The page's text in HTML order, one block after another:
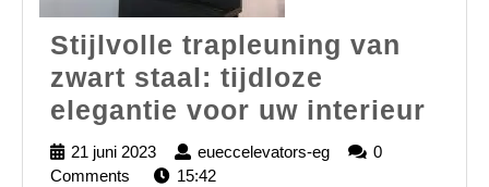
Stijlvolle trapleuning van
zwart staal: tijdloze
elegantie voor uw interieur
21 juni 2023
21
juni
eueccelevators-eg
eueccelevators-
0
Comments
15:42